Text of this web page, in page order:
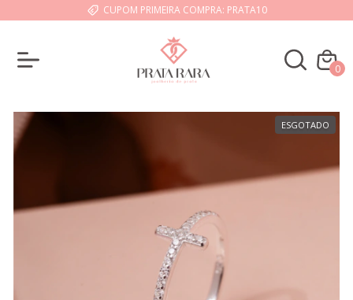
CUPOM PRIMEIRA COMPRA: PRATA10
0
ESGOTADO